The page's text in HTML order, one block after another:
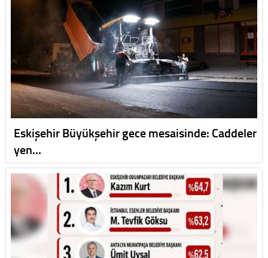
Eskişehir Büyükşehir gece mesaisinde: Caddeler
yen…